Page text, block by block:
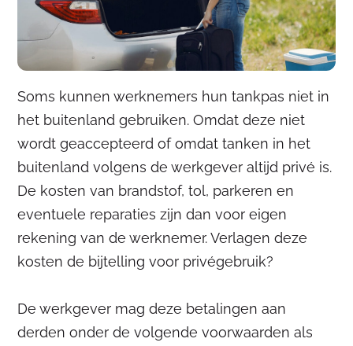
Soms kunnen werknemers hun tankpas niet in
het buitenland gebruiken. Omdat deze niet
wordt geaccepteerd of omdat tanken in het
buitenland volgens de werkgever altijd privé is.
De kosten van brandstof, tol, parkeren en
eventuele reparaties zijn dan voor eigen
rekening van de werknemer. Verlagen deze
kosten de bijtelling voor privégebruik?
De werkgever mag deze betalingen aan
derden onder de volgende voorwaarden als